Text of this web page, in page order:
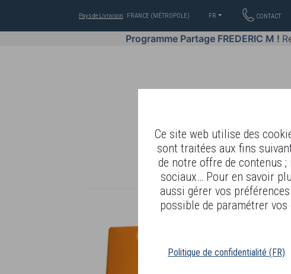
Ce site web utilise des
sont traitées aux fins
de notre offre de contenus ;
sociaux… Pour en savoir
aussi gérer vos
possible de paramétrer
Politique de confidentialité (FR)
Pays de Livraison : FRANCE (MÉTROPOLE) FR CONTACT
Programme Partage FREDERIC M !
OFFRES COSMÉTIQUES